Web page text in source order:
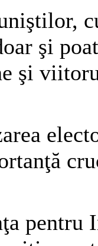
şi
şi
pentru